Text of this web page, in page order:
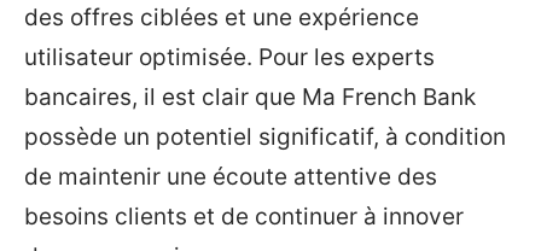
des offres ciblées et une expérience
utilisateur optimisée. Pour les experts
bancaires, il est clair que Ma French Bank
possède un potentiel significatif, à condition
de maintenir une écoute attentive des
besoins clients et de continuer à innover